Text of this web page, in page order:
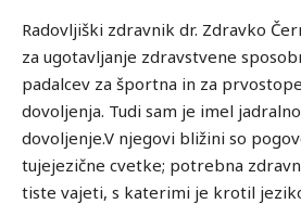
Radovljiški zdravnik dr. Zdravko
za ugotavljanje zdravstvene
padalcev za športna in za
dovoljenja. Tudi sam je imel
dovoljenje.V njegovi bližini so
tujejezične cvetke; potrebna
tiste vajeti, s katerimi je krotil